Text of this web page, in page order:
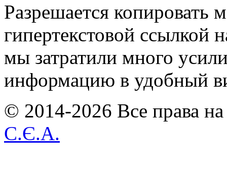
Разрешается копировать
гипертекстовой ссылкой
мы затратили много
информацию в удобный
© 2014-2026 Все права
С.Є.А.